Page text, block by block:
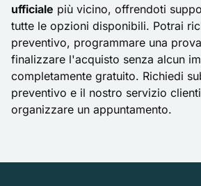
ufficiale più vicino, offrendoti
tutte le opzioni disponibili. Potrai
preventivo, programmare una
finalizzare l'acquisto senza alcun
completamente gratuito. Richiedi
preventivo e il nostro servizio
organizzare un appuntamento.